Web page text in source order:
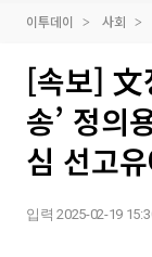
이투데이 사회
[속보] 文
송’ 정의
심 선고
입력 2025-02-19